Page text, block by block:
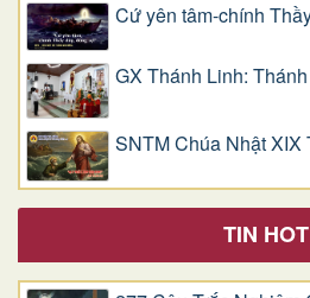
Cứ yên tâm-chính
GX Thánh Linh:
SNTM Chúa Nhật
TIN HOT